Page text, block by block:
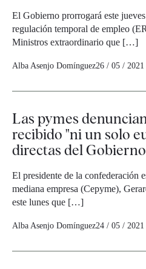
El Gobierno prorrogará este
regulación temporal de empleo
Ministros extraordinario que […]
Alba Asenjo Domínguez26 / 05 / 2021
Las pymes
recibido "ni un solo
directas del Gobierno
El presidente de la confederación
mediana empresa (Cepyme),
este lunes que […]
Alba Asenjo Domínguez24 / 05 / 2021